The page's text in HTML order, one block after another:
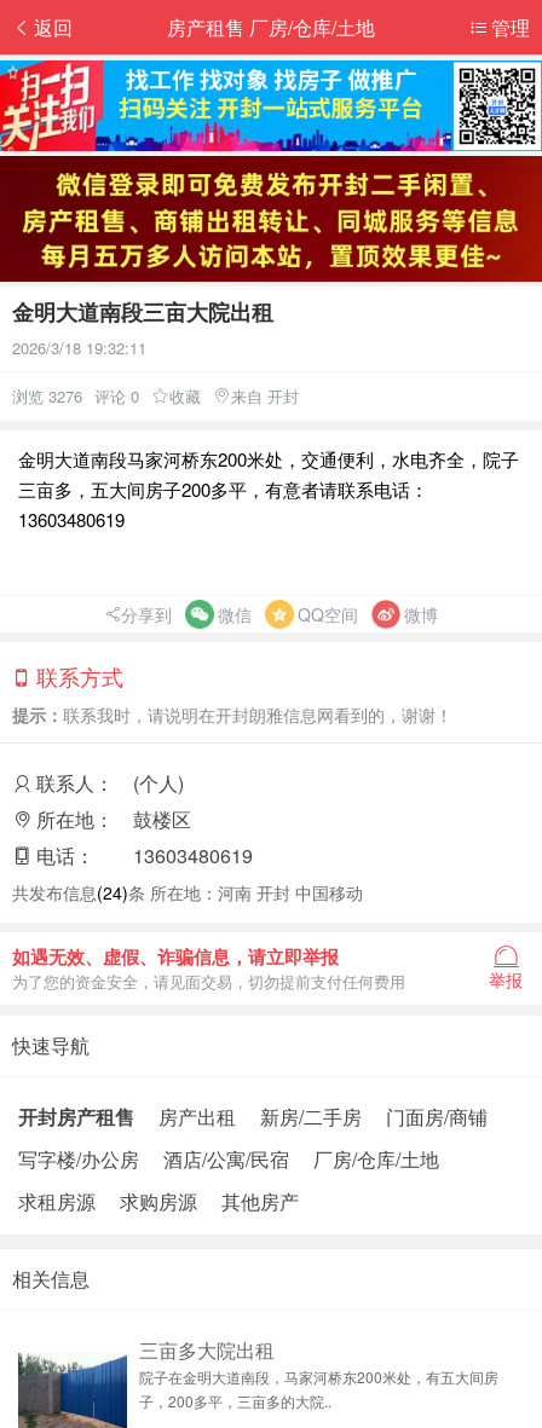
返回 管理
房产租售 厂房/仓库/土地
金明大道南段三亩大院出租
2026/3/18 19:32:11
浏览 3276 评论 0 收藏 来自 开封
金明大道南段马家河桥东200米处，交通便利，水电齐全，院子
三亩多，五大间房子200多平，有意者请联系电话：
13603480619
分享到 微信 QQ空间 微博
联系方式
提示： 联系我时，请说明在开封朗雅信息网看到的，谢谢！
联系人：
(个人)
所在地：
鼓楼区
电话：
13603480619
共发布信息(24)条 所在地：河南 开封 中国移动
如遇无效、虚假、诈骗信息，请立即举报
为了您的资金安全，请见面交易，切勿提前支付任何费用 举报
快速导航
开封房产租售 房产出租 新房/二手房
门面房/商铺
写字楼/办公房
酒店/公寓/民宿
厂房/仓库/土地
求租房源
求购房源 其他房产
相关信息
三亩多大院出租
院子在金明大道南段，马家河桥东200米处，有五大间房
子，200多平，三亩多的大院..